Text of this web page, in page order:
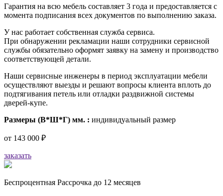
Гарантия на всю мебель составляет 3 года и предоставляется с
момента подписания всех документов по выполнению заказа.
У нас работает собственная служба сервиса.
При обнаружении рекламации наши сотрудники сервисной
службы обязательно оформят заявку на замену и производство
соответствующей детали.
Наши сервисные инженеры в период эксплуатации мебели
осуществляют выезды и решают вопросы клиента вплоть до
подтягивания петель или отладки раздвижной системы
дверей-купе.
Размеры (В*Ш*Г) мм. : индивидуальный размер
от 143 000 ₽
заказать
Беспроцентная Рассрочка до 12 месяцев